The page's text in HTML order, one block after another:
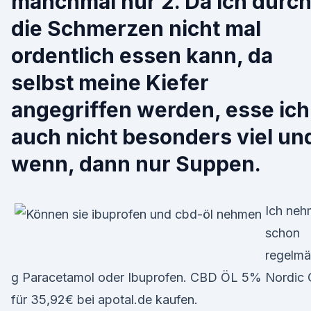
die Schmerzen nicht mal
ordentlich essen kann, da
selbst meine Kiefer
angegriffen werden, esse ich
auch nicht besonders viel
wenn, dann nur Suppen.
Ich
schon
g Paracetamol oder Ibuprofen. CBD ÖL 5% Nordic
für 35,92€ bei apotal.de kaufen.